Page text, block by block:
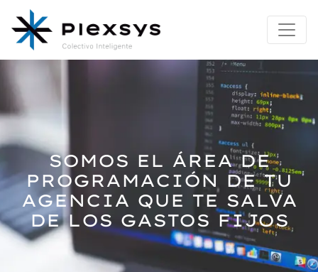
SOMOS EL ÁREA DE
PROGRAMACIÓN DE TU
AGENCIA QUE TE SALVA
DE LOS GASTOS FIJOS